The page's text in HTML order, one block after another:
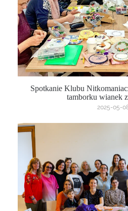
Spotkanie Klubu
tamborku wianek
2025-05-